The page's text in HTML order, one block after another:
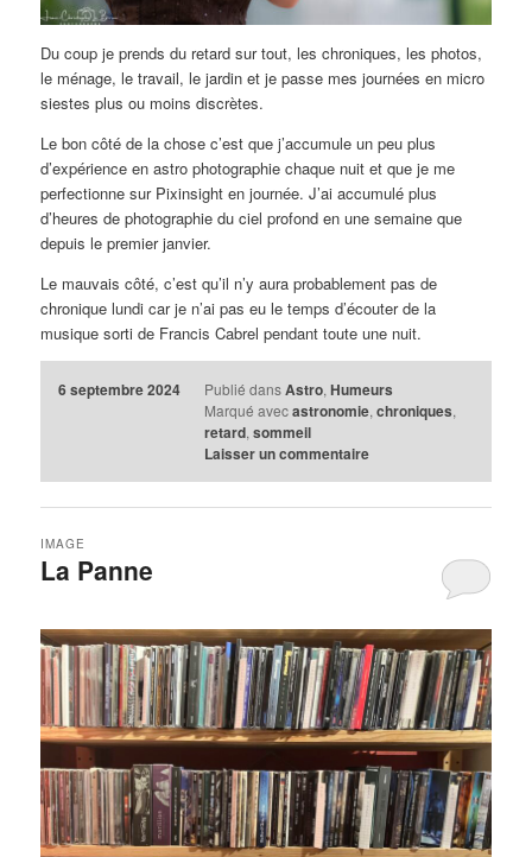
Du coup je prends du retard sur tout, les chroniques, les photos,
le ménage, le travail, le jardin et je passe mes journées en micro
siestes plus ou moins discrètes.
Le bon côté de la chose c’est que j’accumule un peu plus
d’expérience en astro photographie chaque nuit et que je me
perfectionne sur Pixinsight en journée. J’ai accumulé plus
d’heures de photographie du ciel profond en une semaine que
depuis le premier janvier.
Le mauvais côté, c’est qu’il n’y aura probablement pas de
chronique lundi car je n’ai pas eu le temps d’écouter de la
musique sorti de Francis Cabrel pendant toute une nuit.
6 septembre 2024 Publié dans Astro, Humeurs
Marqué avec astronomie, chroniques,
retard, sommeil
Laisser un commentaire
La Panne
IMAGE